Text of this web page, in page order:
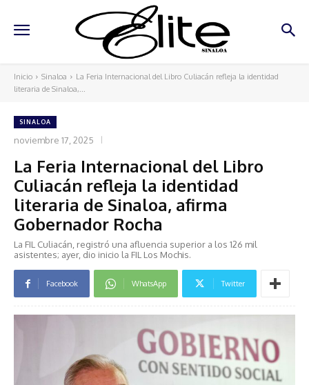
Inicio Sinaloa
La Feria Internacional del Libro Culiacán refleja la identidad
literaria de Sinaloa,...
SINALOA
noviembre 17, 2025
La Feria Internacional del Libro
Culiacán refleja la identidad
literaria de Sinaloa, afirma
Gobernador Rocha
La FIL Culiacán, registró una afluencia superior a los 126 mil
asistentes; ayer, dio inicio la FIL Los Mochis.
Facebook WhatsApp Twitter